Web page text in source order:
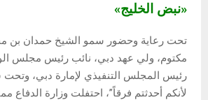
«نبض الخليج»
تحت رعاية وحضور سمو الشيخ حمدان بن
مكتوم، ولي عهد دبي، نائب رئيس مجلس
رئيس المجلس التنفيذي لإمارة دبي،
لأنكم أحدثتم فرقاً”، احتفلت وزارة الدفاع